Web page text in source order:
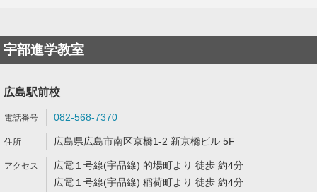
宇部進学教室
広島駅前校
082-568-7370
広島県広島市南区京橋1-2 新京橋ビル 5F
広電１号線(宇品線) 的場町より 徒歩 約4分
広電１号線(宇品線) 稲荷町より 徒歩 約4分